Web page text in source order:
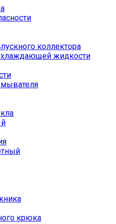
коллектора
жидкости
крюка